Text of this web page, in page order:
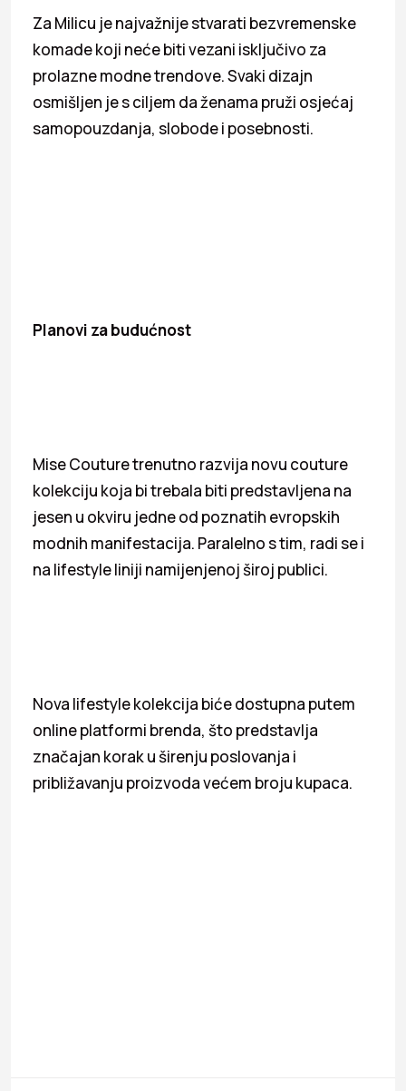
Za Milicu je najvažnije stvarati bezvremenske
komade koji neće biti vezani isključivo za
prolazne modne trendove. Svaki dizajn
osmišljen je s ciljem da ženama pruži osjećaj
samopouzdanja, slobode i posebnosti.
Planovi za budućnost
Mise Couture trenutno razvija novu couture
kolekciju koja bi trebala biti predstavljena na
jesen u okviru jedne od poznatih evropskih
modnih manifestacija. Paralelno s tim, radi se i
na lifestyle liniji namijenjenoj široj publici.
Nova lifestyle kolekcija biće dostupna putem
online platformi brenda, što predstavlja
značajan korak u širenju poslovanja i
približavanju proizvoda većem broju kupaca.